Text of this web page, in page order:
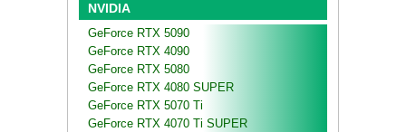
NVIDIA
GeForce RTX 5090
GeForce RTX 4090
GeForce RTX 5080
GeForce RTX 4080 SUPER
GeForce RTX 5070 Ti
GeForce RTX 4070 Ti SUPER